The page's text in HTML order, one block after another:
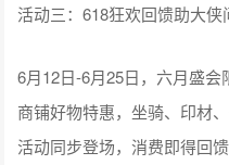
活动三：618狂欢回馈助大侠
6月12日-6月25日，六月盛
商铺好物特惠，坐骑、印材
活动同步登场，消费即得回